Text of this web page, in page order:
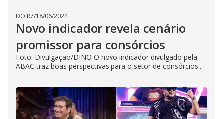
DO R7/18/06/2024
Novo indicador revela cenário
promissor para consórcios
Foto: Divulgação/DINO O novo indicador divulgado pela
ABAC traz boas perspectivas para o setor de consórcios...